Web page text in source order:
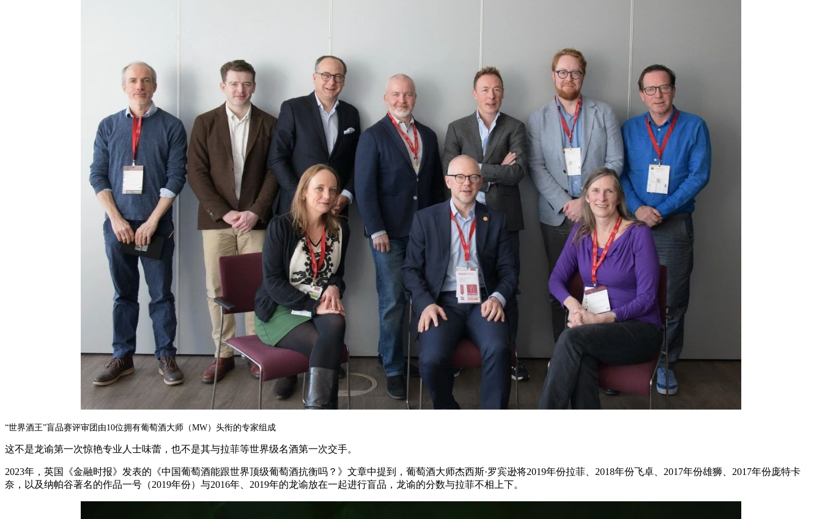
“世界酒王”盲品赛评审团由10位拥有葡萄酒大师（MW）头衔的专家组成
这不是龙谕第一次惊艳专业人士味蕾，也不是其与拉菲等世界级名酒第一次交手。
2023年，英国《金融时报》发表的《中国葡萄酒能跟世界顶级葡萄酒抗衡吗？》文章中提到，葡萄酒大师杰西斯·罗宾逊将2019年份拉菲、2018年份飞卓、2017年份雄狮、2017年份庞特卡
奈，以及纳帕谷著名的作品一号（2019年份）与2016年、2019年的龙谕放在一起进行盲品，龙谕的分数与拉菲不相上下。